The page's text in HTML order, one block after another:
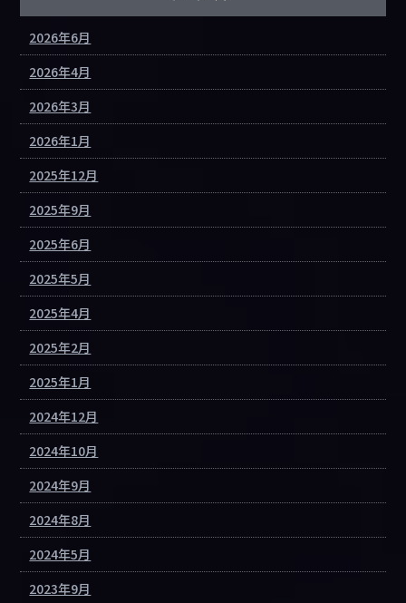
2026年6月
2026年4月
2026年3月
2026年1月
2025年12月
2025年9月
2025年6月
2025年5月
2025年4月
2025年2月
2025年1月
2024年12月
2024年10月
2024年9月
2024年8月
2024年5月
2023年9月